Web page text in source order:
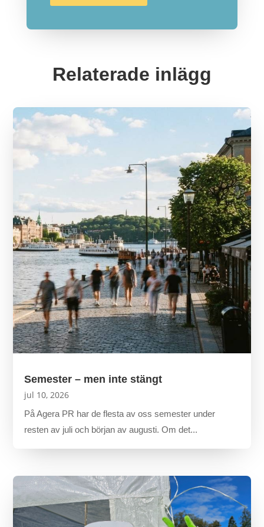
Relaterade inlägg
Semester – men inte stängt
jul 10, 2026
På Agera PR har de flesta av oss semester under
resten av juli och början av augusti. Om det...